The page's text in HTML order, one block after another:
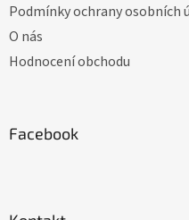
Podmínky ochrany osobních
O nás
Hodnocení obchodu
Facebook